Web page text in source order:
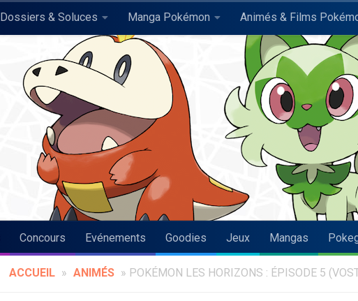
Dossiers & Soluces Manga Pokémon Animés & Films
Concours Evénements Goodies Jeux Mangas
ACCUEIL » ANIMÉS » POKÉMON LES HORIZONS : ÉPISODE 5